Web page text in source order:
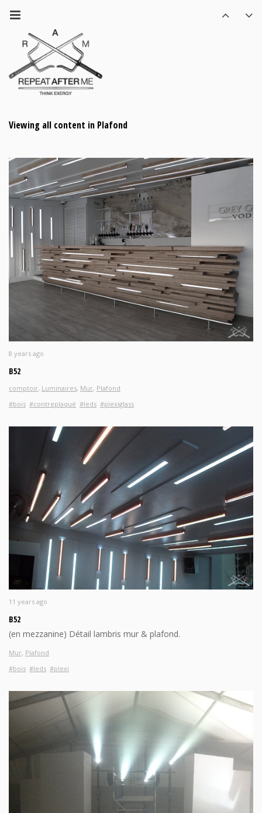
Viewing all content in Plafond
8 years ago
B52
comptoir, Luminaires, Mur, Plafond
#bois #contreplaqué #leds #plexiglass
11 years ago
B52
(en mezzanine) Détail lambris mur & plafond.
Mur, Plafond
#bois #leds #plexi